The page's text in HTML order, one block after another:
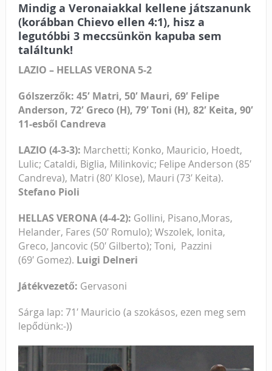
Mindig a Veronaiakkal kellene játszanunk
(korábban Chievo ellen 4:1), hisz a
legutóbbi 3 meccsünkön kapuba sem
találtunk!
LAZIO – HELLAS VERONA 5-2
Gólszerzők: 45′ Matri, 50′ Mauri, 69′ Felipe
Anderson, 72′ Greco (H), 79′ Toni (H), 82′ Keita, 90′
11-esből Candreva
LAZIO (4-3-3): Marchetti; Konko, Mauricio, Hoedt,
Lulic; Cataldi, Biglia, Milinkovic; Felipe Anderson (85′
Candreva), Matri (80′ Klose), Mauri (73′ Keita).
Stefano Pioli
HELLAS VERONA (4-4-2): Gollini, Pisano,Moras,
Helander, Fares (50′ Romulo); Wszolek, Ionita,
Greco, Jancovic (50′ Gilberto); Toni, Pazzini
(69′ Gomez). Luigi Delneri
Játékvezető: Gervasoni
Sárga lap: 71′ Mauricio (a szokásos, ezen meg sem
lepődünk:-))